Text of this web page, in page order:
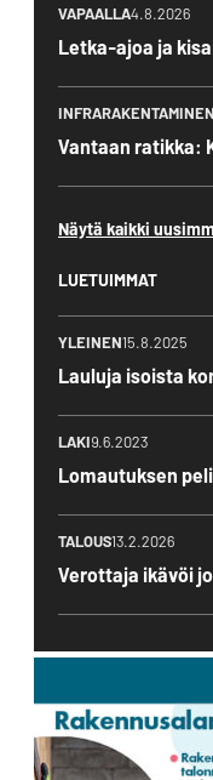
VAPAALLA4.8.2026
Letka-ajoa ja
INFRARAKENTAMINEN
Vantaan ratikka:
Näytä kaikki
LUETUIMMAT
YLEINEN15.8.2025
Lauluja isoista
LAKI9.6.2023
Lomautuksen
TALOUS13.2.2026
Verottaja ikävöi